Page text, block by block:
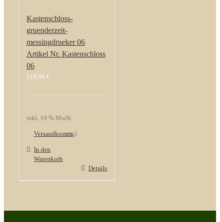
Kastenschloss-
gruenderzeit-
messingdrueker 06
Artikel Nr. Kastenschloss
06
119,00 €
inkl. 19 % MwSt.
zzgl.
Versandkosten
In den
Warenkorb
Details